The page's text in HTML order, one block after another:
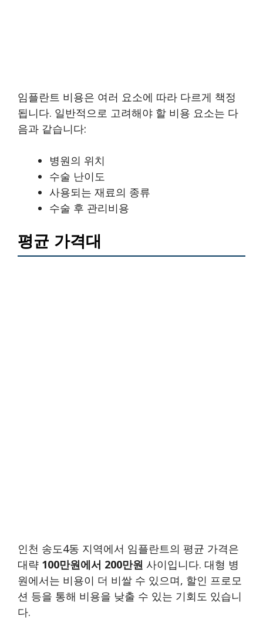
임플란트 비용은 여러 요소에 따라 다르게 책정
됩니다. 일반적으로 고려해야 할 비용 요소는 다
음과 같습니다:
병원의 위치
수술 난이도
사용되는 재료의 종류
수술 후 관리비용
평균 가격대
인천 송도4동 지역에서 임플란트의 평균 가격은
대략 100만원에서 200만원 사이입니다. 대형 병
원에서는 비용이 더 비쌀 수 있으며, 할인 프로모
션 등을 통해 비용을 낮출 수 있는 기회도 있습니
다.